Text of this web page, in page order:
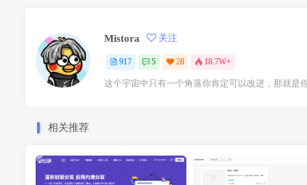
Mistora 关注
917 5 28 18.7W+
这个宇宙中只有一个角落你肯定可以改进，那就是
相关推荐